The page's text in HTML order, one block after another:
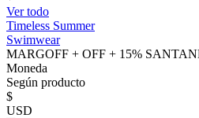
Ver todo
Timeless Summer
Swimwear
MARGOFF + OFF + 15%
Moneda
Según producto
$
USD